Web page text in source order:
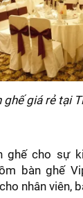
ghế giá rẻ tại
ghế cho sự
bàn ghế
nhân viên,